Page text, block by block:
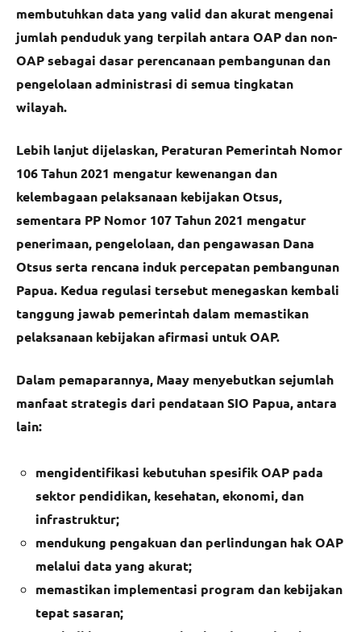
membutuhkan data yang valid dan akurat mengenai
jumlah penduduk yang terpilah antara OAP dan non-
OAP sebagai dasar perencanaan pembangunan dan
pengelolaan administrasi di semua tingkatan
wilayah.
Lebih lanjut dijelaskan, Peraturan Pemerintah Nomor
106 Tahun 2021 mengatur kewenangan dan
kelembagaan pelaksanaan kebijakan Otsus,
sementara PP Nomor 107 Tahun 2021 mengatur
penerimaan, pengelolaan, dan pengawasan Dana
Otsus serta rencana induk percepatan pembangunan
Papua. Kedua regulasi tersebut menegaskan kembali
tanggung jawab pemerintah dalam memastikan
pelaksanaan kebijakan afirmasi untuk OAP.
Dalam pemaparannya, Maay menyebutkan sejumlah
manfaat strategis dari pendataan SIO Papua, antara
lain:
mengidentifikasi kebutuhan spesifik OAP pada
sektor pendidikan, kesehatan, ekonomi, dan
infrastruktur;
mendukung pengakuan dan perlindungan hak OAP
melalui data yang akurat;
memastikan implementasi program dan kebijakan
tepat sasaran;